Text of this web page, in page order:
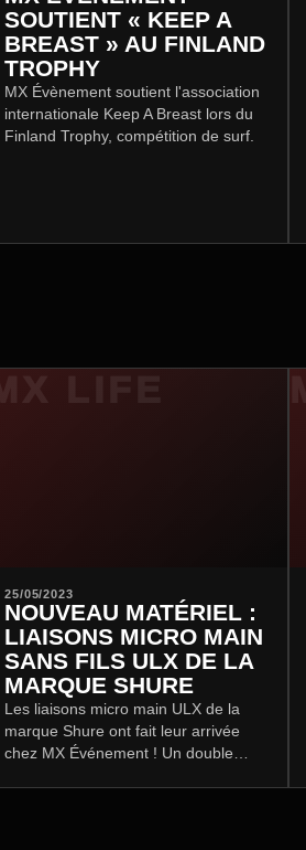
SOUTIENT « KEEP A
BREAST » AU FINLAND
TROPHY
MX Évènement soutient l'association
internationale Keep A Breast lors du
Finland Trophy, compétition de surf.
25/05/2023
NOUVEAU MATÉRIEL :
LIAISONS MICRO MAIN
SANS FILS ULX DE LA
MARQUE SHURE
Les liaisons micro main ULX de la
marque Shure ont fait leur arrivée
chez MX Événement ! Un double